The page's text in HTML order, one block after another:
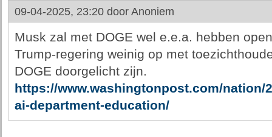
09-04-2025, 23:20 door Anoniem
Musk zal met DOGE wel e.e.a. hebben
Trump-regering weinig op met
DOGE doorgelicht zijn.
https://www.washingtonpost.com/nation/
ai-department-education/